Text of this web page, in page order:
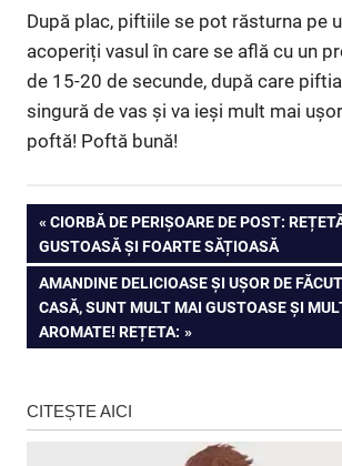
După plac, piftiile se pot răsturna pe
acoperiți vasul în care se află cu un
de 15-20 de secunde, după care
singură de vas și va ieși mult mai
poftă! Poftă bună!
Navigare
în
articole
PREVIOUS
POST:
CIORBĂ DE PERIȘOARE DE POST:
GUSTOASĂ ȘI FOARTE SĂȚIOASĂ
NEXT
POST:
AMANDINE DELICIOASE ȘI UȘOR DE
CASĂ, SUNT MULT MAI GUSTOASE ȘI
AROMATE! REȚETA: